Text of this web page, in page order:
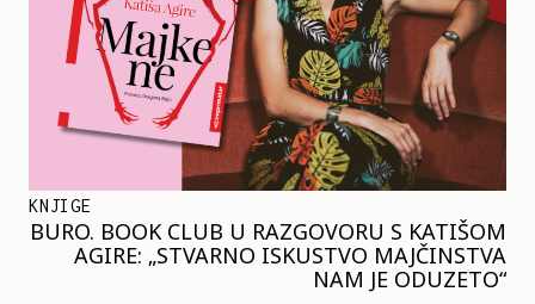
KNJIGE
BURO. BOOK CLUB U RAZGOVORU S KATIŠOM
AGIRE: „STVARNO ISKUSTVO MAJČINSTVA
NAM JE ODUZETO“